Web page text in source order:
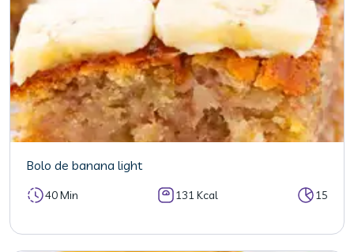
Bolo de banana light
40 Min 131 Kcal 15